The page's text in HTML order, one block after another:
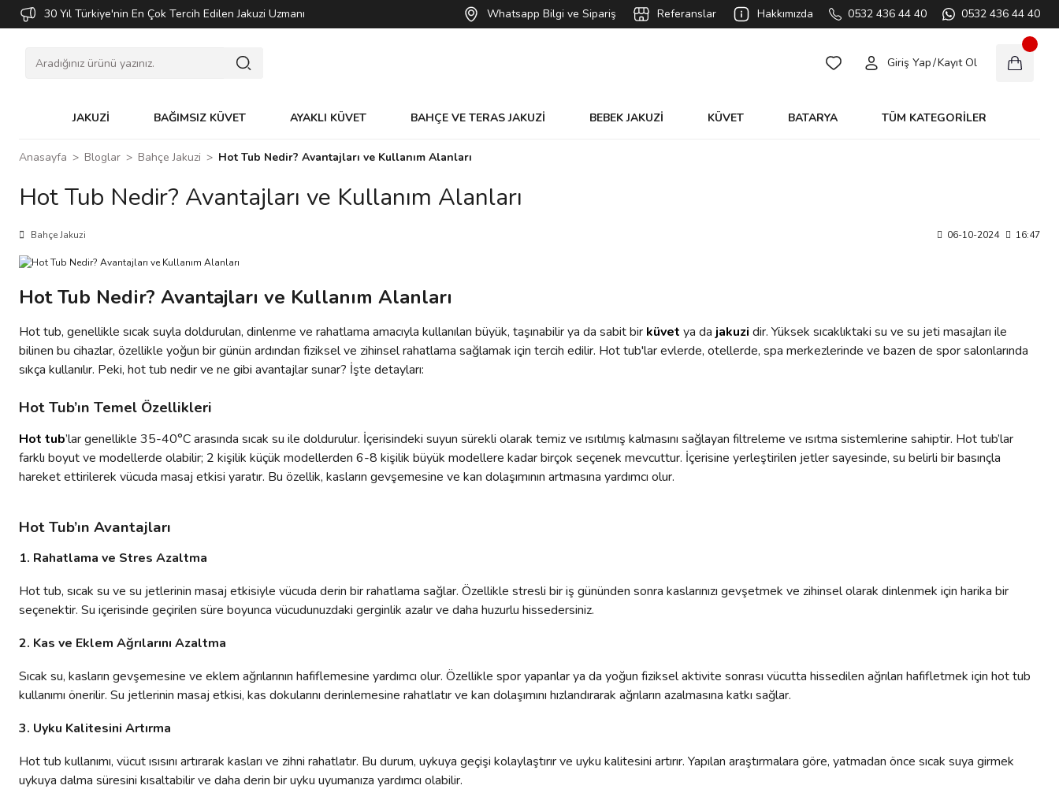
30 Yıl Türkiye'nin En Çok Tercih Edilen Jakuzi Uzmanı Whatsapp Bilgi ve Sipariş Referanslar Hakkımızda 0532 436 44 40 0532 436 44 40
Giriş Yap/Kayıt Ol
JAKUZİ BAĞIMSIZ KÜVET AYAKLI KÜVET BAHÇE VE TERAS JAKUZİ BEBEK JAKUZİ KÜVET BATARYA TÜM KATEGORİLER
Anasayfa Bloglar Bahçe Jakuzi Hot Tub Nedir? Avantajları ve Kullanım Alanları
Hot Tub Nedir? Avantajları ve Kullanım Alanları
Bahçe Jakuzi 06-10-2024 16:47
Hot Tub Nedir? Avantajları ve Kullanım Alanları
Hot tub, genellikle sıcak suyla doldurulan, dinlenme ve rahatlama amacıyla kullanılan büyük, taşınabilir ya da sabit bir küvet ya da jakuzi dir. Yüksek sıcaklıktaki su ve su jeti masajları ile
bilinen bu cihazlar, özellikle yoğun bir günün ardından fiziksel ve zihinsel rahatlama sağlamak için tercih edilir. Hot tub'lar evlerde, otellerde, spa merkezlerinde ve bazen de spor salonlarında
sıkça kullanılır. Peki, hot tub nedir ve ne gibi avantajlar sunar? İşte detayları:
Hot Tub’ın Temel Özellikleri
Hot tub’lar genellikle 35-40°C arasında sıcak su ile doldurulur. İçerisindeki suyun sürekli olarak temiz ve ısıtılmış kalmasını sağlayan filtreleme ve ısıtma sistemlerine sahiptir. Hot tub’lar
farklı boyut ve modellerde olabilir; 2 kişilik küçük modellerden 6-8 kişilik büyük modellere kadar birçok seçenek mevcuttur. İçerisine yerleştirilen jetler sayesinde, su belirli bir basınçla
hareket ettirilerek vücuda masaj etkisi yaratır. Bu özellik, kasların gevşemesine ve kan dolaşımının artmasına yardımcı olur.
Hot Tub’ın Avantajları
1. Rahatlama ve Stres Azaltma
Hot tub, sıcak su ve su jetlerinin masaj etkisiyle vücuda derin bir rahatlama sağlar. Özellikle stresli bir iş gününden sonra kaslarınızı gevşetmek ve zihinsel olarak dinlenmek için harika bir
seçenektir. Su içerisinde geçirilen süre boyunca vücudunuzdaki gerginlik azalır ve daha huzurlu hissedersiniz.
2. Kas ve Eklem Ağrılarını Azaltma
Sıcak su, kasların gevşemesine ve eklem ağrılarının hafiflemesine yardımcı olur. Özellikle spor yapanlar ya da yoğun fiziksel aktivite sonrası vücutta hissedilen ağrıları hafifletmek için hot tub
kullanımı önerilir. Su jetlerinin masaj etkisi, kas dokularını derinlemesine rahatlatır ve kan dolaşımını hızlandırarak ağrıların azalmasına katkı sağlar.
3. Uyku Kalitesini Artırma
Hot tub kullanımı, vücut ısısını artırarak kasları ve zihni rahatlatır. Bu durum, uykuya geçişi kolaylaştırır ve uyku kalitesini artırır. Yapılan araştırmalara göre, yatmadan önce sıcak suya girmek
uykuya dalma süresini kısaltabilir ve daha derin bir uyku uyumanıza yardımcı olabilir.